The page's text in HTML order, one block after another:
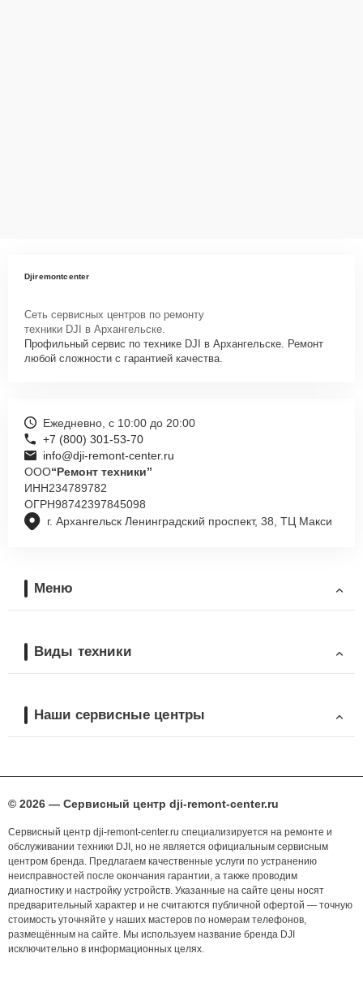
Djiremontcenter
Сеть сервисных центров по ремонту
техники DJI в Архангельске.
Профильный сервис по технике DJI в Архангельске. Ремонт
любой сложности с гарантией качества.
г. Архангельск Ленинградский проспект, 38, ТЦ Макси
Ежедневно, с 10:00 до 20:00
+7 (800) 301-53-70
info@dji-remont-center.ru
ООО“Ремонт техники”
ИНН234789782
ОГРН98742397845098
Меню
Виды техники
Наши сервисные центры
© 2026 — Сервисный центр dji-remont-center.ru
Сервисный центр dji-remont-center.ru специализируется на ремонте и
обслуживании техники DJI, но не является официальным сервисным
центром бренда. Предлагаем качественные услуги по устранению
неисправностей после окончания гарантии, а также проводим
диагностику и настройку устройств. Указанные на сайте цены носят
предварительный характер и не считаются публичной офертой — точную
стоимость уточняйте у наших мастеров по номерам телефонов,
размещённым на сайте. Мы используем название бренда DJI
исключительно в информационных целях.